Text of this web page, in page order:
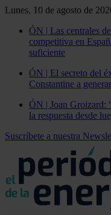
Lunes, 10 de agosto de
ÓN | Las centrales
competitiva en
suficiente
ÓN | El secreto del
Constantine a
ÓN | Joan Groizard:
la respuesta desde
Suscríbete a nuestra